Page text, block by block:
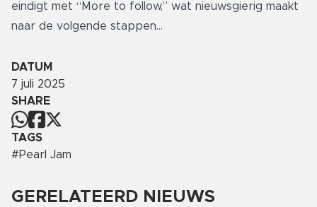
eindigt met “More to follow,” wat nieuwsgierig maakt
naar de volgende stappen...
DATUM
7 juli 2025
SHARE
TAGS
#Pearl Jam
GERELATEERD NIEUWS